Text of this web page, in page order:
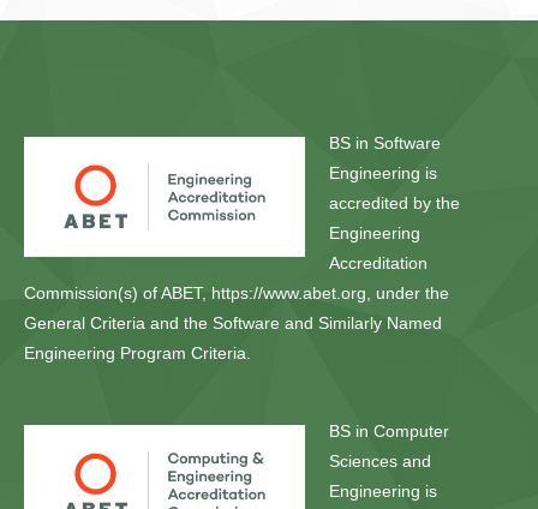
BS in Software
Engineering is
accredited by the
Engineering
Accreditation
Commission(s) of ABET, https://www.abet.org, under the
General Criteria and the Software and Similarly Named
Engineering Program Criteria.
BS in Computer
Sciences and
Engineering is